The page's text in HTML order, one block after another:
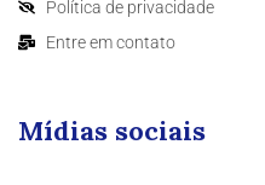
Política de privacidade
Entre em contato
Mídias sociais